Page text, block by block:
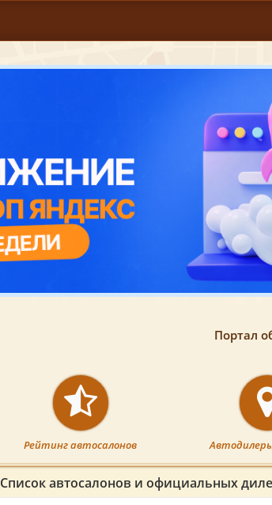
Список автосалонов и официальных
Портал
Рейтинг автосалонов